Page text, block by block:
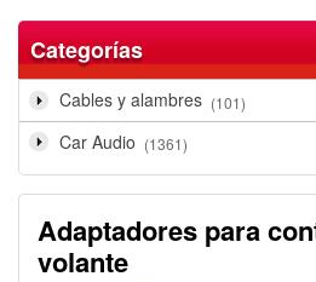
Categorías
Cables y alambres (101)
Car Audio (1361)
Adaptadores para
volante